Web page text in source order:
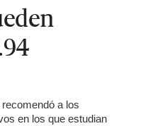
a los
en los que estudian